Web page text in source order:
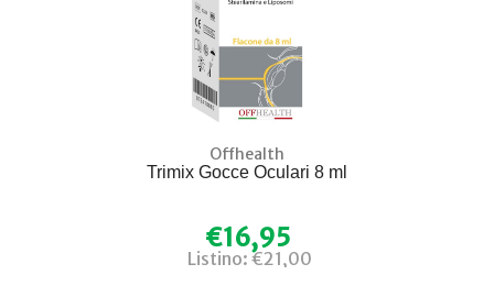
Offhealth
Trimix Gocce Oculari 8 ml
€16,95
Listino: €21,00